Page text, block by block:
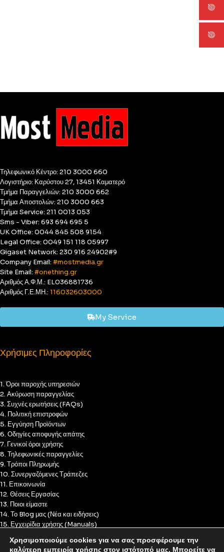
Τηλεφωνικό Κέντρο: 210 3000 660
Λογιστήριο: Καρύστου 27, 13451 Καματερό
Τμήμα Παραγγελιών: 210 3000 662
Τμήμα Αποστολών: 210 3000 663
Τμήμα Service: 211 0013 053
Sms - Viber: 693 694 695 5
UK Office: 0044 845 508 9154
Legal Office: 0049 151 118 05997
Gigaset Network: 230 916 24902#9
Company Email: #mostmedia.gr
Site Email: #onething.gr
Αριθμός Α.Φ.Μ.: EL036881736
Αριθμός Γ.Ε.ΜΗ.: 116032603000
My Service
Χρήσιμες Πληροφορίες
1. Όροι παροχής υπηρεσιών
2. Ακύρωση παραγγελίας
3. Συχνές ερωτήσεις (FAQs)
4. Πολιτική επιστροφών
5. Εγγύηση Προϊόντων
6. Οδηγίες αποφυγής απάτης
7. Γενικοί όροι χρήσης
8. Τηλεφωνικές παραγγελίες
9. Τρόποι Πληρωμής
10. Συνεργαζόμενες Τράπεζες
11. Επικοινωνία
12. Θέσεις Εργασίας
13. Ποιοι είμαστε
14. Το Blog μας (Νέα και ειδήσεις)
15. Εγχειρίδια χρήσης (Manuals)
17. Πολιτική Cookies
Χρησιμοποιούμε cookies για να σας προσφέρουμε την
καλύτερη εμπειρία χρήσης στον ιστότοπό μας. Μπορείτε να